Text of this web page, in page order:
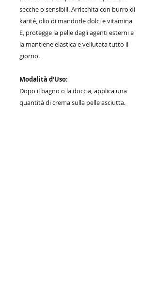
secche o sensibili. Arricchita con burro di
karité, olio di mandorle dolci e vitamina
E, protegge la pelle dagli agenti esterni e
la mantiene elastica e vellutata tutto il
giorno.
Modalità d'Uso:
Dopo il bagno o la doccia, applica una
quantità di crema sulla pelle asciutta.